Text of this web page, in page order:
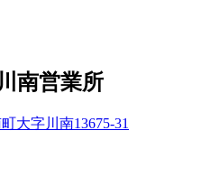
南営業所
大字川南13675-31